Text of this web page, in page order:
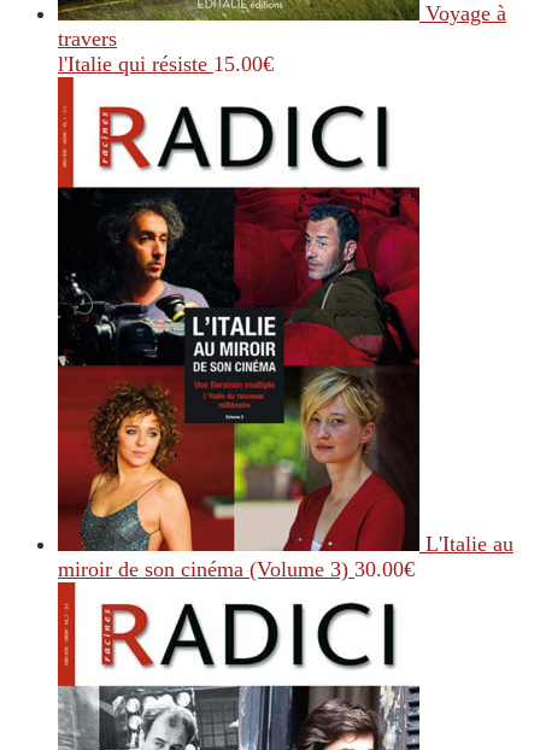
Voyage à
travers
l'Italie qui résiste 15.00€
L'Italie au
miroir de son cinéma (Volume 3) 30.00€